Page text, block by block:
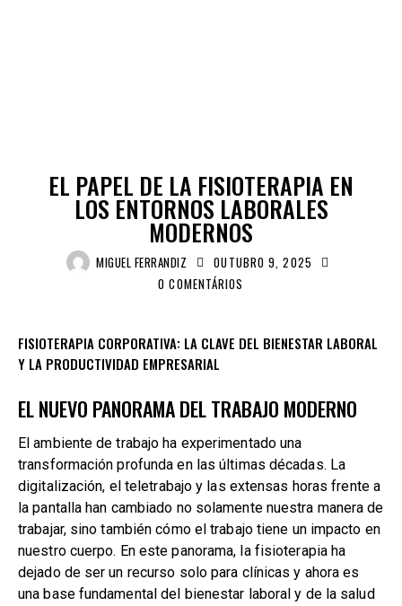
EL PAPEL DE LA FISIOTERAPIA EN
LOS ENTORNOS LABORALES
MODERNOS
MIGUEL FERRANDIZ
OUTUBRO 9, 2025
0 COMENTÁRIOS
FISIOTERAPIA CORPORATIVA: LA CLAVE DEL BIENESTAR LABORAL
Y LA PRODUCTIVIDAD EMPRESARIAL
EL NUEVO PANORAMA DEL TRABAJO MODERNO
El ambiente de trabajo ha experimentado una
transformación profunda en las últimas décadas. La
digitalización, el teletrabajo y las extensas horas frente a
la pantalla han cambiado no solamente nuestra manera de
trabajar, sino también cómo el trabajo tiene un impacto en
nuestro cuerpo. En este panorama, la fisioterapia ha
dejado de ser un recurso solo para clínicas y ahora es
una base fundamental del bienestar laboral y de la salud